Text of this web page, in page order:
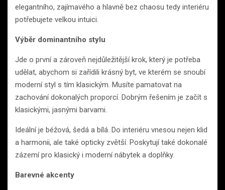
elegantního, zajímavého a hlavně bez chaosu tedy interiéru
potřebujete velkou intuici.
Výběr dominantního stylu
Jde o první a zároveň nejdůležitější krok, který je potřeba
udělat, abychom si zařídili krásný byt, ve kterém se snoubí
moderní styl s tím klasickým. Musíte pamatovat na
zachování dokonalých proporcí. Dobrým řešením je začít s
klasickými, jasnými barvami.
Ideální je béžová, šedá a bílá. Do interiéru vnesou nejen klid
a harmonii, ale také opticky zvětší. Poskytují také dokonalé
zázemí pro klasický i moderní nábytek a doplňky.
Barevné akcenty